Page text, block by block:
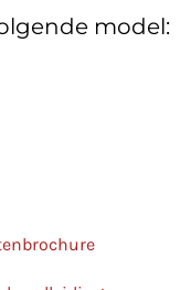
model: